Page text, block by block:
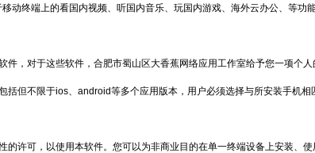
终端上的看国内视频、听国内音乐、玩国内游戏、海外云办公、等功能
，对于这些软件，合肥市蜀山区大香蕉网络应用工作室给予您一项个人
但不限于ios、android等多个应用版本，用户必须选择与所安装手机相
许可，以使用本软件。您可以为非商业目的在单一终端设备上安装、使